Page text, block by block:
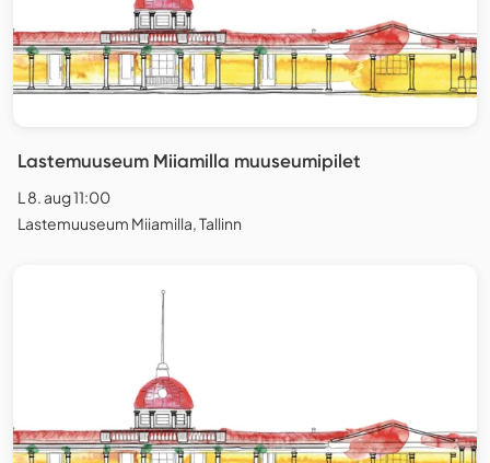
Lastemuuseum Miiamilla muuseumipilet
L 8. aug 11:00
Lastemuuseum Miiamilla, Tallinn